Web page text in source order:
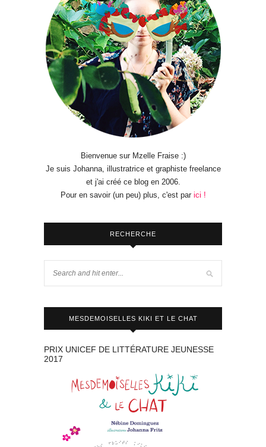
Bienvenue sur Mzelle Fraise :)
Je suis Johanna, illustratrice et graphiste freelance
et j'ai créé ce blog en 2006.
Pour en savoir (un peu) plus, c'est par ici !
RECHERCHE
MESDEMOISELLES KIKI ET LE CHAT
PRIX UNICEF DE LITTÉRATURE JEUNESSE
2017